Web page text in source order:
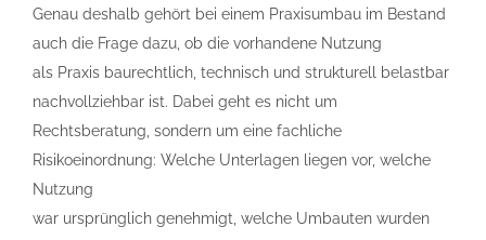
Genau deshalb gehört bei einem Praxisumbau im Bestand
auch die Frage dazu, ob die vorhandene Nutzung
als Praxis baurechtlich, technisch und strukturell belastbar
nachvollziehbar ist. Dabei geht es nicht um
Rechtsberatung, sondern um eine fachliche
Risikoeinordnung: Welche Unterlagen liegen vor, welche
Nutzung
war ursprünglich genehmigt, welche Umbauten wurden